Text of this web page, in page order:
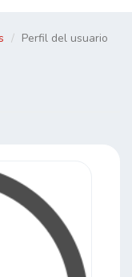
Perfil del usuario